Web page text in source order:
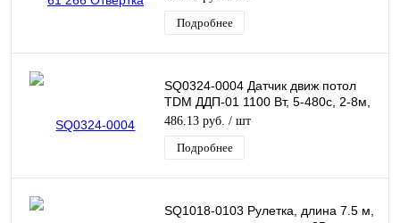
Подробнее
SQ0324-0004 Датчик движ потол
TDM ДДП-01 1100 Вт, 5-480с, 2-8м,
5+Лк 120(сбоку)+360(сверху) гр,
IP33
486.13 руб. / шт
Подробнее
SQ1018-0103 Рулетка, длина 7.5 м,